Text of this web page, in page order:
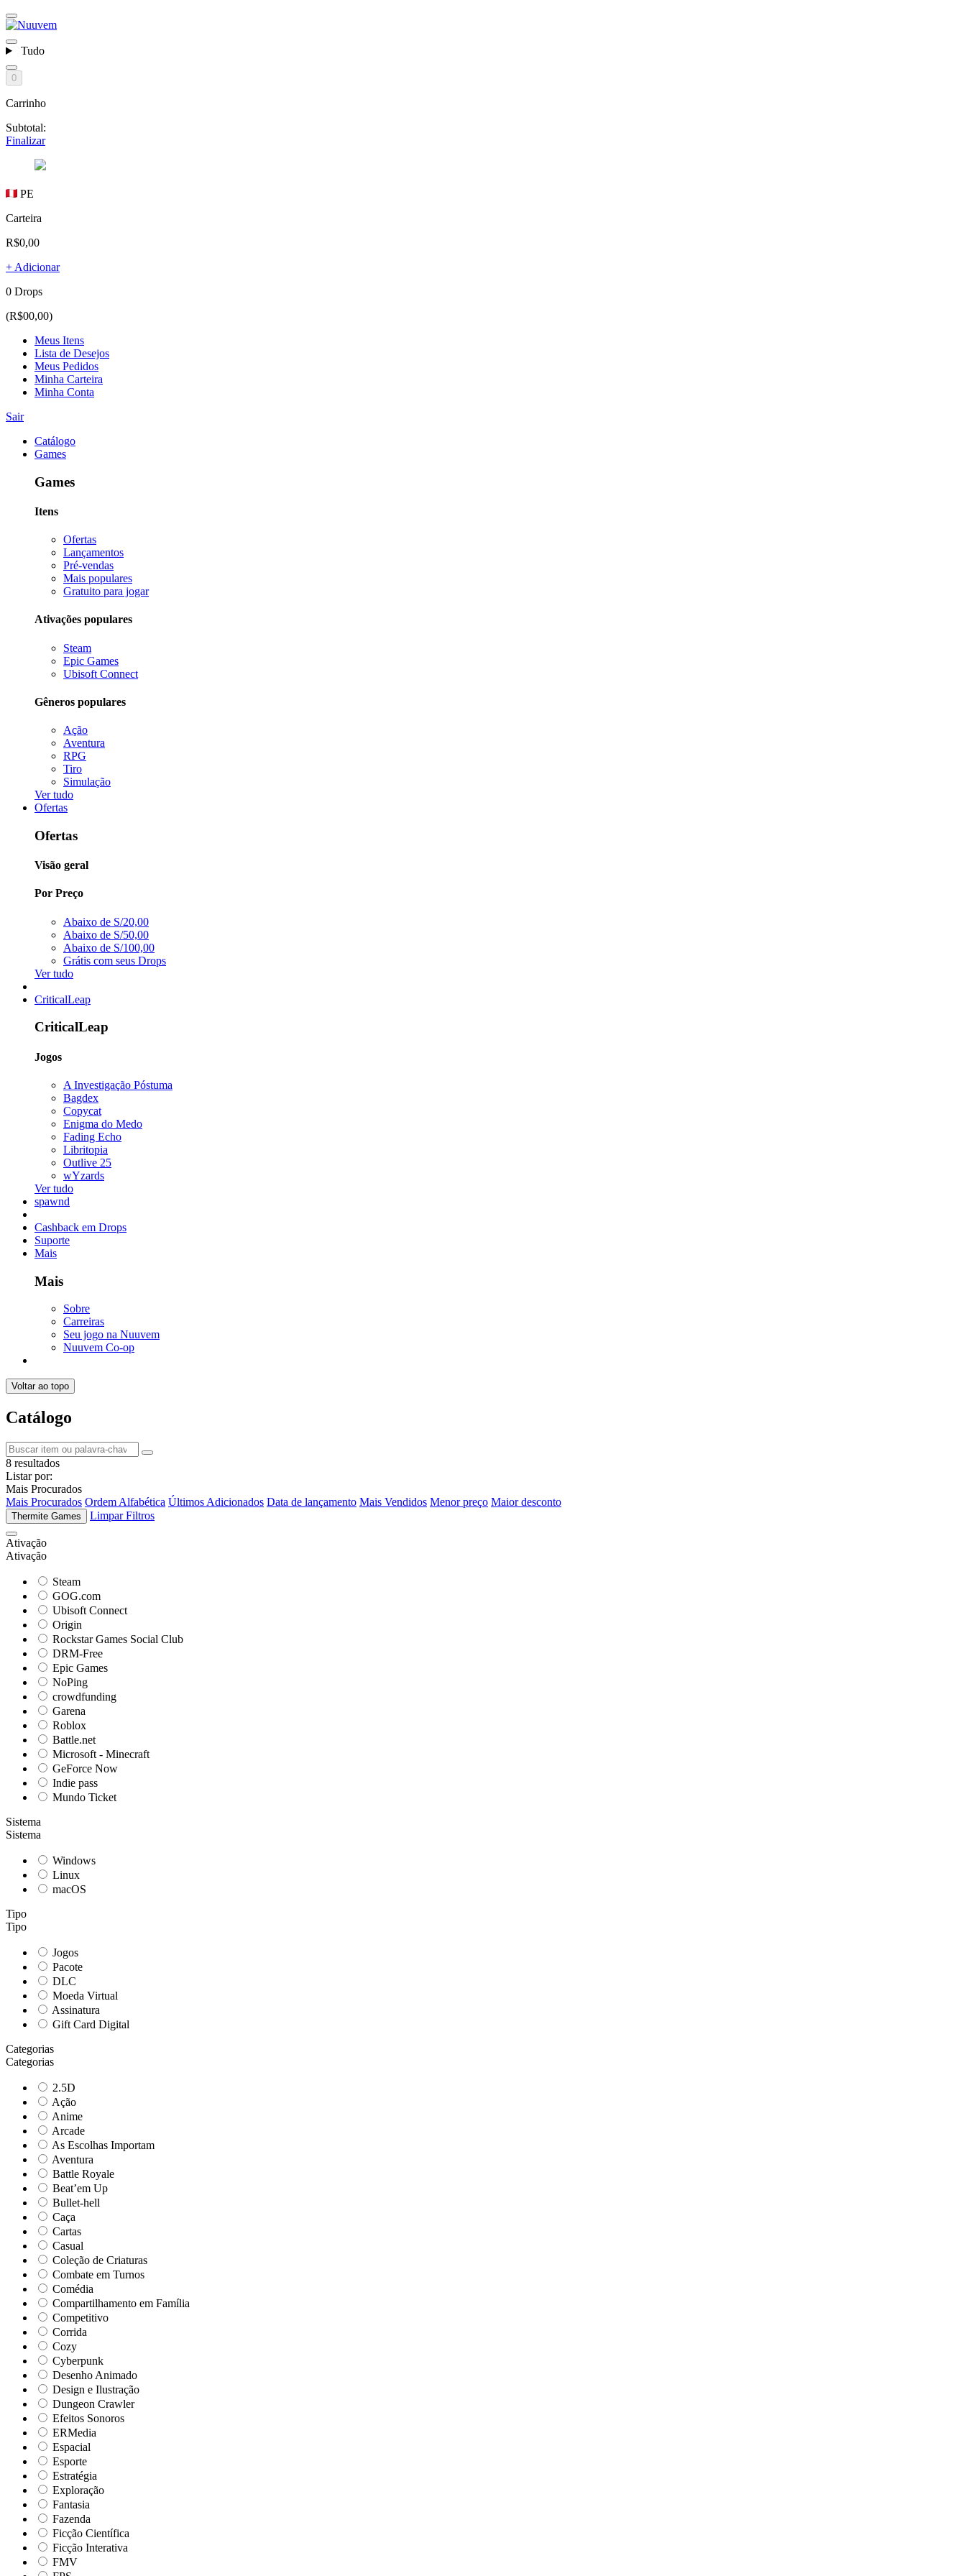
Tudo
0
Carrinho
Subtotal:
Finalizar
PE
Carteira
R$0,00
+ Adicionar
0 Drops
(R$00,00)
Meus Itens
Lista de Desejos
Meus Pedidos
Minha Carteira
Minha Conta
Sair
Catálogo
Games
Games
Itens
Ofertas
Lançamentos
Pré-vendas
Mais populares
Gratuito para jogar
Ativações populares
Steam
Epic Games
Ubisoft Connect
Gêneros populares
Ação
Aventura
RPG
Tiro
Simulação
Ver tudo
Ofertas
Ofertas
Visão geral
Por Preço
Abaixo de S/20,00
Abaixo de S/50,00
Abaixo de S/100,00
Grátis com seus Drops
Ver tudo
CriticalLeap
CriticalLeap
Jogos
A Investigação Póstuma
Bagdex
Copycat
Enigma do Medo
Fading Echo
Libritopia
Outlive 25
wYzards
Ver tudo
spawnd
Cashback em Drops
Suporte
Mais
Mais
Sobre
Carreiras
Seu jogo na Nuuvem
Nuuvem Co-op
Voltar ao topo
Catálogo
8 resultados
Listar por:
Mais Procurados
Mais Procurados Ordem Alfabética Últimos Adicionados Data de lançamento Mais Vendidos Menor preço Maior desconto
Thermite Games Limpar Filtros
Ativação
Ativação
Steam
GOG.com
Ubisoft Connect
Origin
Rockstar Games Social Club
DRM-Free
Epic Games
NoPing
crowdfunding
Garena
Roblox
Battle.net
Microsoft - Minecraft
GeForce Now
Indie pass
Mundo Ticket
Sistema
Sistema
Windows
Linux
macOS
Tipo
Tipo
Jogos
Pacote
DLC
Moeda Virtual
Assinatura
Gift Card Digital
Categorias
Categorias
2.5D
Ação
Anime
Arcade
As Escolhas Importam
Aventura
Battle Royale
Beat’em Up
Bullet-hell
Caça
Cartas
Casual
Coleção de Criaturas
Combate em Turnos
Comédia
Compartilhamento em Família
Competitivo
Corrida
Cozy
Cyberpunk
Desenho Animado
Design e Ilustração
Dungeon Crawler
Efeitos Sonoros
ERMedia
Espacial
Esporte
Estratégia
Exploração
Fantasia
Fazenda
Ficção Científica
Ficção Interativa
FMV